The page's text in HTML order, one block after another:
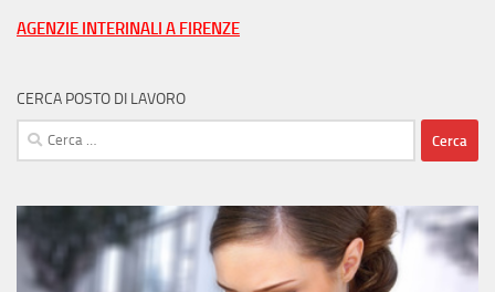
AGENZIE INTERINALI A FIRENZE
CERCA POSTO DI LAVORO
Ricerca
per: